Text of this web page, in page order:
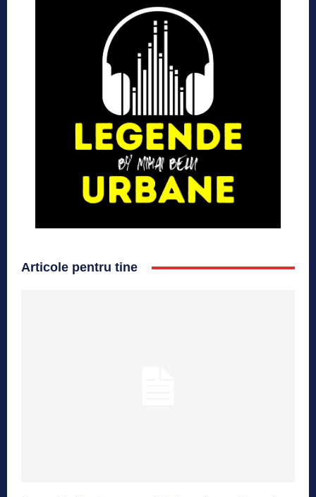
Articole pentru tine